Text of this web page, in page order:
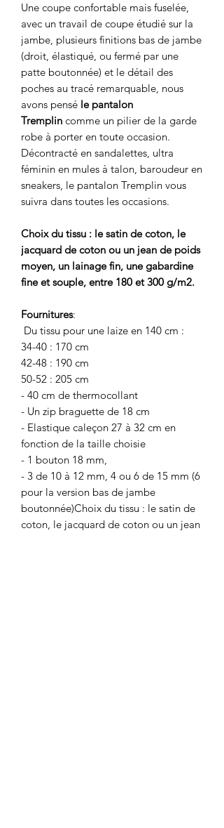
Une coupe confortable mais fuselée,
avec un travail de coupe étudié sur la
jambe, plusieurs finitions bas de jambe
(droit, élastiqué, ou fermé par une
patte boutonnée) et le détail des
poches au tracé remarquable, nous
avons pensé le pantalon
Tremplin comme un pilier de la garde
robe à porter en toute occasion.
Décontracté en sandalettes, ultra
féminin en mules à talon, baroudeur en
sneakers, le pantalon Tremplin vous
suivra dans toutes les occasions.
Choix du tissu : le satin de coton, le
jacquard de coton ou un jean de poids
moyen, un lainage fin, une gabardine
fine et souple, entre 180 et 300 g/m2.
Fournitures:
Du tissu pour une laize en 140 cm :
34-40 : 170 cm
42-48 : 190 cm
50-52 : 205 cm
- 40 cm de thermocollant
- Un zip braguette de 18 cm
- Elastique caleçon 27 à 32 cm en
fonction de la taille choisie
- 1 bouton 18 mm,
- 3 de 10 à 12 mm, 4 ou 6 de 15 mm (6
pour la version bas de jambe
boutonnée)Choix du tissu : le satin de
coton, le jacquard de coton ou un jean